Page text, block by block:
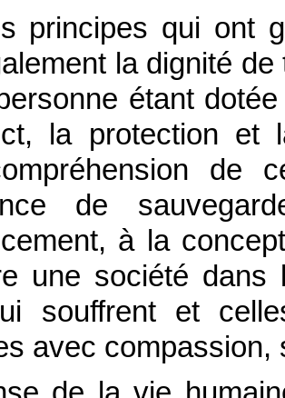
principes qui ont
la dignité
étant
la protection et
de
de
à la
une société dans
souffrent et
avec compassion,